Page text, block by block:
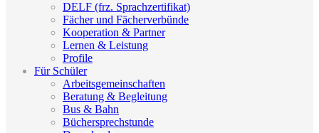
DELF (frz. Sprachzertifikat)
Fächer und Fächerverbünde
Kooperation & Partner
Lernen & Leistung
Profile
Für Schüler
Arbeitsgemeinschaften
Beratung & Begleitung
Bus & Bahn
Büchersprechstunde